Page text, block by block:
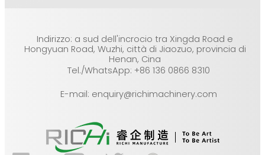
Indirizzo: a sud dell'incrocio tra Xingda Road e
Hongyuan Road, Wuzhi, città di Jiaozuo, provincia di
Henan, Cina
Tel./WhatsApp: +86 136 0866 8310
E-mail: enquiry@richimachinery.com